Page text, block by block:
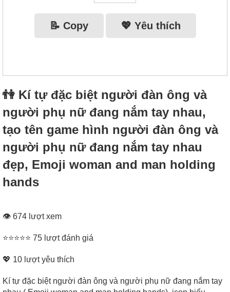
📝 Copy 💖 Yêu thích
👫 Kí tự đặc biệt người đàn ông và
người phụ nữ đang nắm tay nhau,
tạo tên game hình người đàn ông và
người phụ nữ đang nắm tay nhau
đẹp, Emoji woman and man holding
hands
👁 674 lượt xem
⭐⭐⭐⭐⭐ 75 lượt đánh giá
💖 10 lượt yêu thích
Kí tự đặc biệt người đàn ông và người phụ nữ đang nắm tay